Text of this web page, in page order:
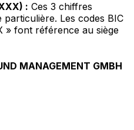
: Ces 3 chiffres
Les codes BIC
» font référence au siège
MANAGEMENT GMBH